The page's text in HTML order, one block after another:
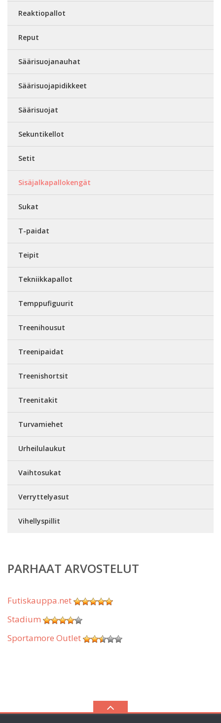
Reaktiopallot
Reput
Säärisuojanauhat
Säärisuojapidikkeet
Säärisuojat
Sekuntikellot
Setit
Sisäjalkapallokengät
Sukat
T-paidat
Teipit
Tekniikkapallot
Temppufiguurit
Treenihousut
Treenipaidat
Treenishortsit
Treenitakit
Turvamiehet
Urheilulaukut
Vaihtosukat
Verryttelyasut
Vihellyspillit
PARHAAT ARVOSTELUT
Futiskauppa.net
Stadium
Sportamore Outlet